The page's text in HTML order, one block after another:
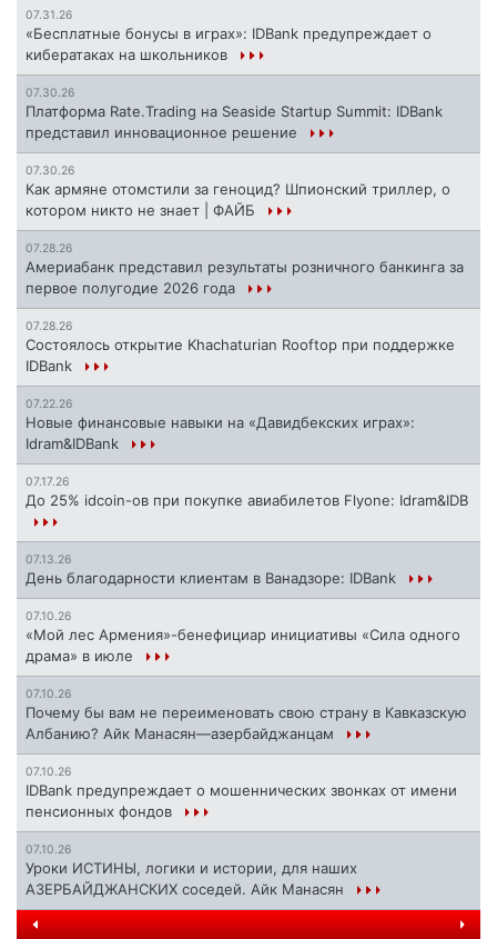
07.31.26
«Бесплатные бонусы в играх»: IDBank предупреждает о
кибератаках на школьников
07.30.26
Платформа Rate.Trading на Seaside Startup Summit: IDBank
представил инновационное решение
07.30.26
Как армяне отомстили за геноцид? Шпионский триллер, о
котором никто не знает | ФАЙБ
07.28.26
Америабанк представил результаты розничного банкинга за
первое полугодие 2026 года
07.28.26
Состоялось открытие Khachaturian Rooftop при поддержке
IDBank
07.22.26
Новые финансовые навыки на «Давидбекских играх»:
Idram&IDBank
07.17.26
До 25% idcoin-ов при покупке авиабилетов Flyone: Idram&IDB
07.13.26
День благодарности клиентам в Ванадзоре: IDBank
07.10.26
«Мой лес Армения»-бенефициар инициативы «Сила одного
драма» в июле
07.10.26
Почему бы вам не переименовать свою страну в Кавказскую
Албанию? Айк Манасян—азербайджанцам
07.10.26
IDBank предупреждает о мошеннических звонках от имени
пенсионных фондов
07.10.26
Уроки ИСТИНЫ, логики и истории, для наших
АЗЕРБАЙДЖАНСКИХ соседей. Айк Манасян